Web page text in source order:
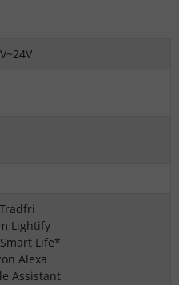
Lightify
Life*
Alexa
Assistant